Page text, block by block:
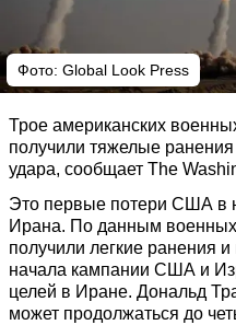
Фото: Global Look Press
Трое американских
получили тяжелые ранения
удара, сообщает The
Это первые потери США в
Ирана. По данным
получили легкие ранения
начала кампании США и
целей в Иране. Дональд
может продолжаться до